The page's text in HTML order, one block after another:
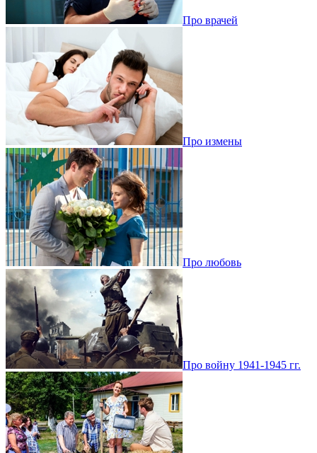
Про врачей
Про измены
Про любовь
Про войну 1941-1945 гг.